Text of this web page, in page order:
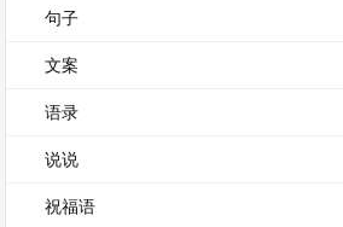
句子
文案
语录
说说
祝福语